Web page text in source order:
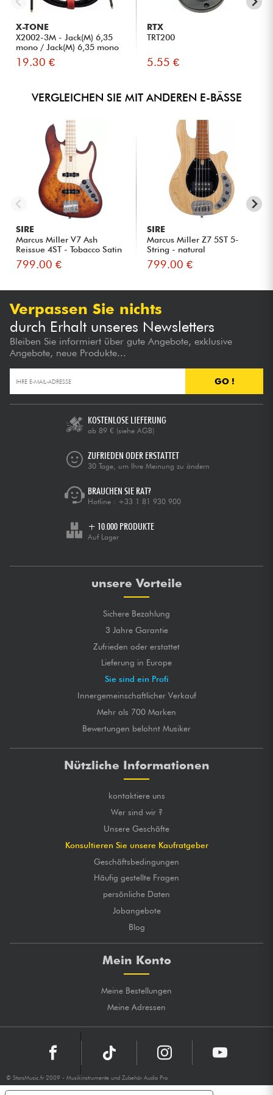
X-TONE
X2002-3M - Jack(M) 6,35
mono / Jack(M) 6,35 mono
S...
19.30 €
RTX
TRT200
5.55 €
VERGLEICHEN SIE MIT ANDEREN E-BÄSSE
SIRE
Marcus Miller V7 Ash
Reissue 4ST - Tobacco Satin
799.00 €
SIRE
Marcus Miller Z7 5ST 5-
String - natural
799.00 €
Verpassen Sie nichts
durch Erhalt unseres Newsletters
Bleiben Sie informiert über gute Angebote, exklusive
Angebote, neue Produkte...
GO !
KOSTENLOSE LIEFERUNG
ab 89 € (siehe AGB)
ZUFRIEDEN ODER ERSTATTET
30 Tage, um Ihre Meinung zu ändern
BRAUCHEN SIE RAT?
Hotline : +33 1 81 930 900
+ 10.000 PRODUKTE
Auf Lager
unsere Vorteile
Sichere Bezahlung
3 Jahre Garantie
Zufrieden oder erstattet
Lieferung in Europe
Sie sind ein Profi
Innergemeinschaftlicher Verkauf
Mehr als 700 Marken
Bewertungen belohnt Musiker
Nützliche Informationen
kontaktiere uns
Wer sind wir ?
Unsere Geschäfte
Konsultieren Sie unsere Kaufratgeber
Geschäftsbedingungen
Häufig gestellte Fragen
persönliche Daten
Jobangebote
Blog
Mein Konto
Meine Bestellungen
Meine Adressen
© StarsMusic.fr 2009 - Musikinstrumente und Zubehör Audio Pro